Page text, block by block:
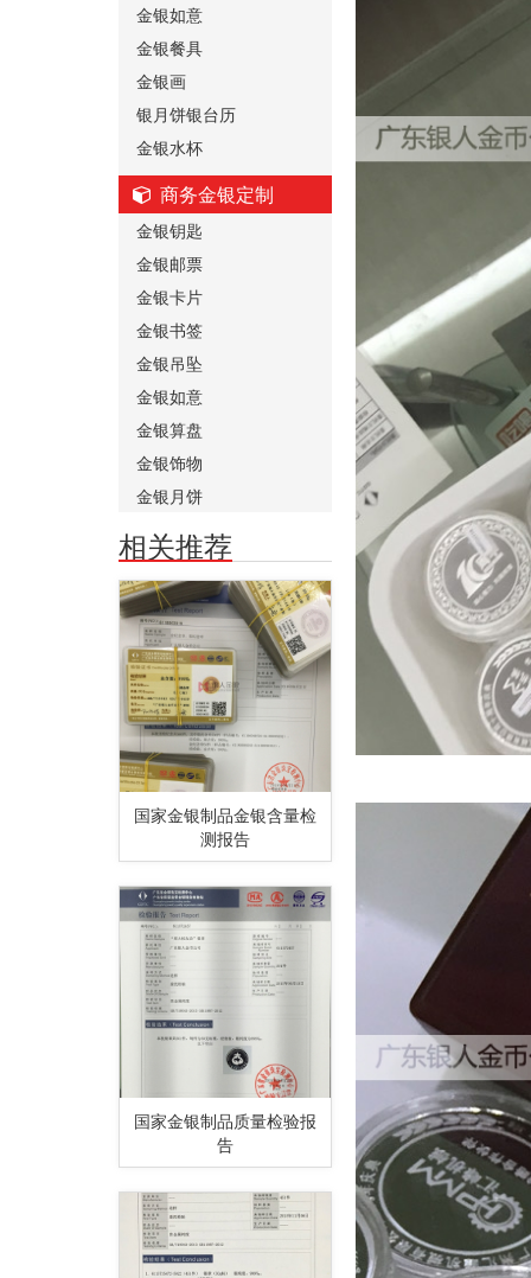
金银如意
金银餐具
金银画
银月饼银台历
金银水杯
商务金银定制
金银钥匙
金银邮票
金银卡片
金银书签
金银吊坠
金银如意
金银算盘
金银饰物
金银月饼
相关推荐
国家金银制品金银含量检
测报告
国家金银制品质量检验报
告